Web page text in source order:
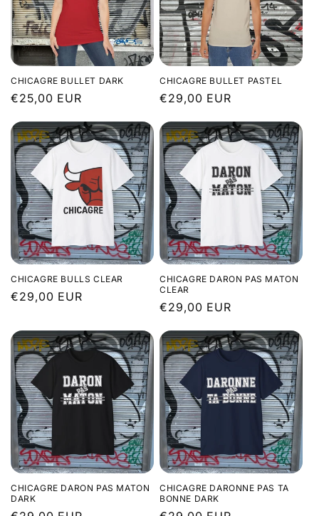
CHICAGRE BULLET DARK
Prix
€25,00 EUR
CHICAGRE BULLET PASTEL
Prix
€29,00 EUR
CHICAGRE BULLS CLEAR
Prix
€29,00 EUR
CHICAGRE DARON PAS MATON
CLEAR
Prix
€29,00 EUR
CHICAGRE DARON PAS MATON
DARK
CHICAGRE DARONNE PAS TA
BONNE DARK